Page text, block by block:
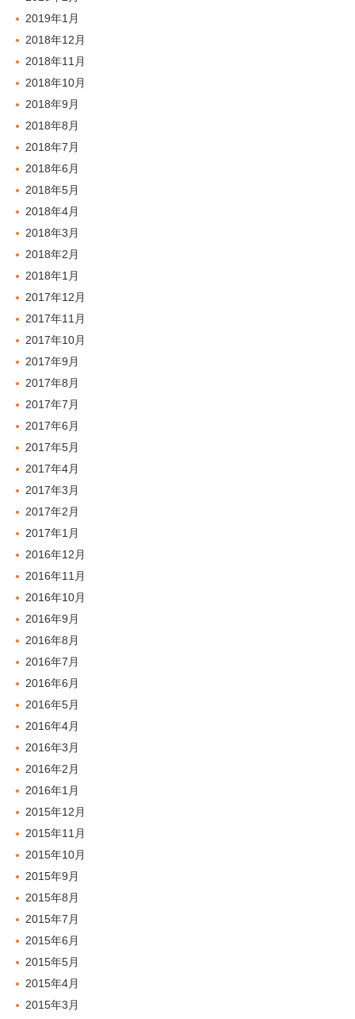
2019年1月
2018年12月
2018年11月
2018年10月
2018年9月
2018年8月
2018年7月
2018年6月
2018年5月
2018年4月
2018年3月
2018年2月
2018年1月
2017年12月
2017年11月
2017年10月
2017年9月
2017年8月
2017年7月
2017年6月
2017年5月
2017年4月
2017年3月
2017年2月
2017年1月
2016年12月
2016年11月
2016年10月
2016年9月
2016年8月
2016年7月
2016年6月
2016年5月
2016年4月
2016年3月
2016年2月
2016年1月
2015年12月
2015年11月
2015年10月
2015年9月
2015年8月
2015年7月
2015年6月
2015年5月
2015年4月
2015年3月